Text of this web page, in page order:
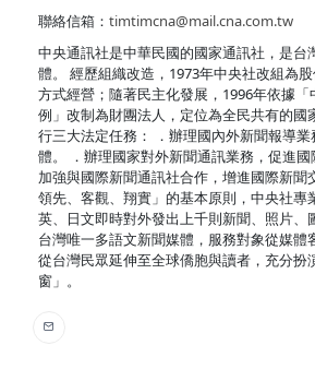
聯絡信箱： timtimcna@mail.cna.com.tw
中央通訊社是中華民國的國家通訊社，是台
體。 經歷組織改造，1973年中央社改組為
方式經營；隨著民主化發展，1996年依據「
例」改制為財團法人，定位為全民共有的國
行三大法定任務： ．辦理國內外新聞報導
體。 ．辦理國家對外新聞通訊業務，促進國
加強與國際新聞通訊社合作，增進國際新聞
領先、客觀、翔實」的基本原則，中央社專
英、日文即時對外發出上千則新聞、照片、
台灣唯一多語文新聞媒體，服務對象從媒體
從台灣民眾延伸至全球僑胞與讀者，充分扮
窗」。